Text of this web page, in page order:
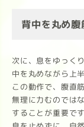
背中を丸め
次に、息をゆっく
中を丸めながら上
この動作で、腹直
無理に力むのでは
することが重要です